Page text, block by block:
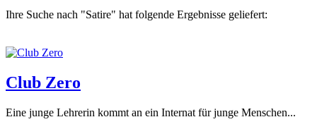
Ihre Suche nach "Satire" hat folgende Ergebnisse geliefert:
Club Zero
Eine junge Lehrerin kommt an ein Internat für junge Menschen...